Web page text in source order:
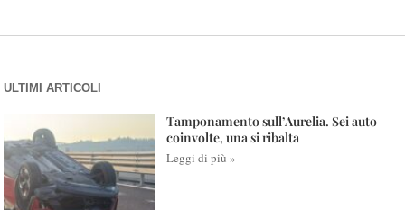
ULTIMI ARTICOLI
Tamponamento sull’Aurelia. Sei auto
coinvolte, una si ribalta
Leggi di più »